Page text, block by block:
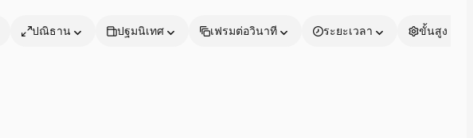
ปณิธาน ปฐมนิเทศ เฟรมต่อวินาที ระยะเวลา ขั้นสูง